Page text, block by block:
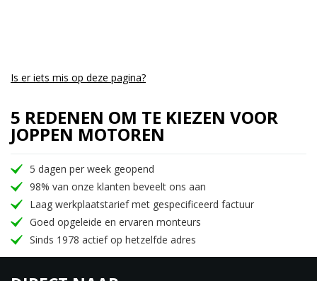
Is er iets mis op deze pagina?
5 REDENEN OM TE KIEZEN VOOR
JOPPEN MOTOREN
5 dagen per week geopend
98% van onze klanten beveelt ons aan
Laag werkplaatstarief met gespecificeerd factuur
Goed opgeleide en ervaren monteurs
Sinds 1978 actief op hetzelfde adres